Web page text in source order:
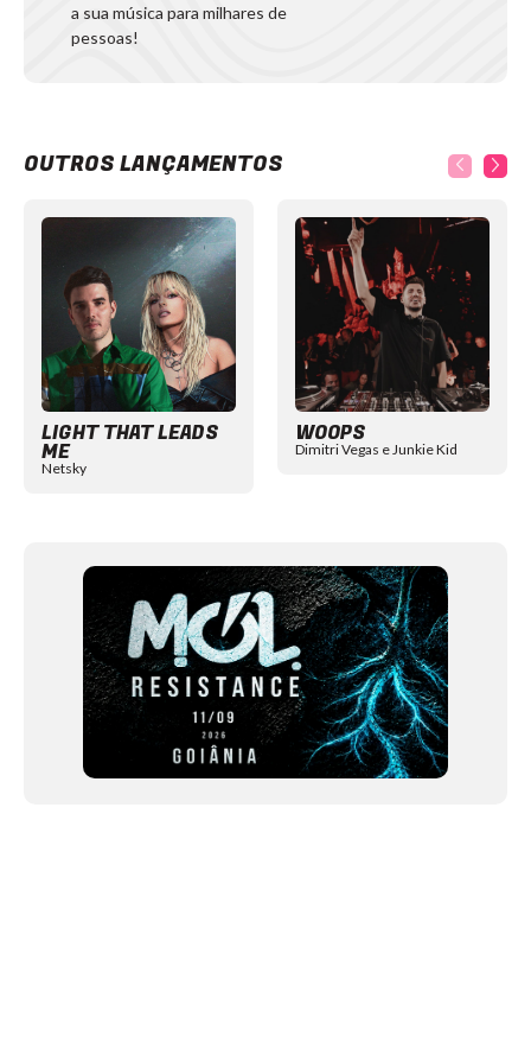
a sua música para milhares de
pessoas!
OUTROS LANÇAMENTOS
LIGHT THAT LEADS
ME
Netsky
WOOPS
Dimitri Vegas e Junkie Kid